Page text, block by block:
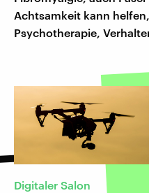
Achtsamkeit kann
Psychotherapie,
Digitaler Salon